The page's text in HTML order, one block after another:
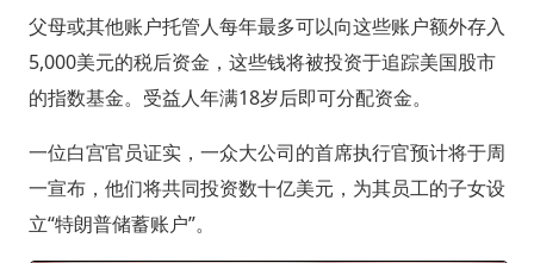
父母或其他账户托管人每年最多可以向这些账户额外存入
5,000美元的税后资金，这些钱将被投资于追踪美国股市
的指数基金。受益人年满18岁后即可分配资金。
一位白宫官员证实，一众大公司的首席执行官预计将于周
一宣布，他们将共同投资数十亿美元，为其员工的子女设
立“特朗普储蓄账户”。